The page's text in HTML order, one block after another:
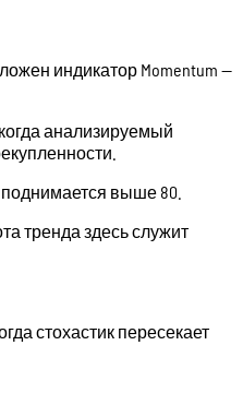
индикатор Momentum —
анализируемый
выше 80.
тренда здесь служит
стохастик пересекает